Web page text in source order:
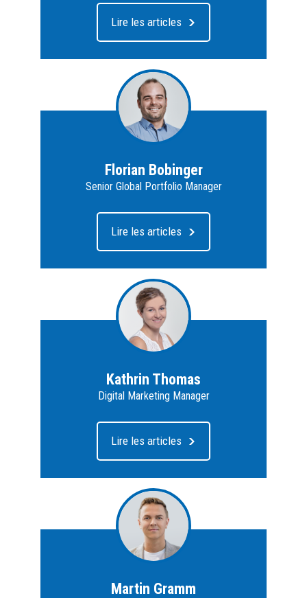
Lire les articles
Florian Bobinger
Senior Global Portfolio Manager
Lire les articles
Kathrin Thomas
Digital Marketing Manager
Lire les articles
Martin Gramm